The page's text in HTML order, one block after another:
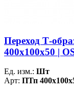
Переход Т-
400х100х50 |
Ед. изм.: Шт
Арт: ПТп